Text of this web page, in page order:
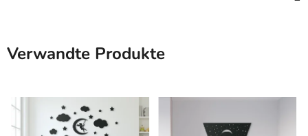
Verwandte Produkte